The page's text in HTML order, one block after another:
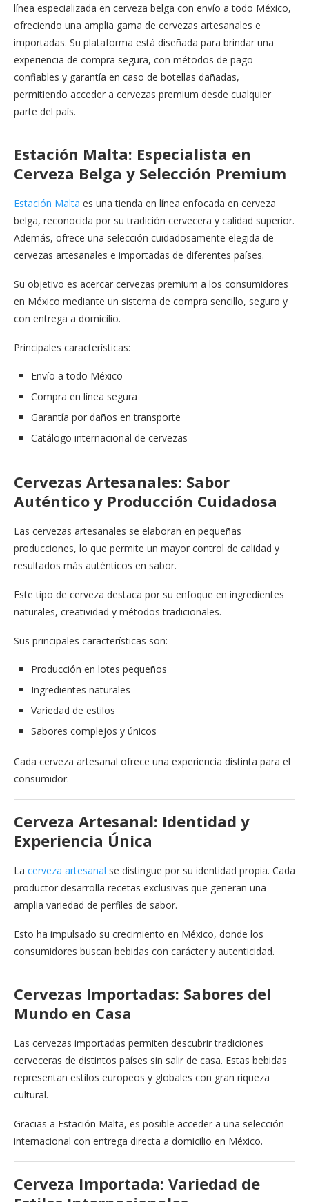
línea especializada en cerveza belga con envío a todo México,
ofreciendo una amplia gama de cervezas artesanales e
importadas. Su plataforma está diseñada para brindar una
experiencia de compra segura, con métodos de pago
confiables y garantía en caso de botellas dañadas,
permitiendo acceder a cervezas premium desde cualquier
parte del país.
Estación Malta: Especialista en
Cerveza Belga y Selección Premium
Estación Malta es una tienda en línea enfocada en cerveza
belga, reconocida por su tradición cervecera y calidad superior.
Además, ofrece una selección cuidadosamente elegida de
cervezas artesanales e importadas de diferentes países.
Su objetivo es acercar cervezas premium a los consumidores
en México mediante un sistema de compra sencillo, seguro y
con entrega a domicilio.
Principales características:
Envío a todo México
Compra en línea segura
Garantía por daños en transporte
Catálogo internacional de cervezas
Cervezas Artesanales: Sabor
Auténtico y Producción Cuidadosa
Las cervezas artesanales se elaboran en pequeñas
producciones, lo que permite un mayor control de calidad y
resultados más auténticos en sabor.
Este tipo de cerveza destaca por su enfoque en ingredientes
naturales, creatividad y métodos tradicionales.
Sus principales características son:
Producción en lotes pequeños
Ingredientes naturales
Variedad de estilos
Sabores complejos y únicos
Cada cerveza artesanal ofrece una experiencia distinta para el
consumidor.
Cerveza Artesanal: Identidad y
Experiencia Única
La cerveza artesanal se distingue por su identidad propia. Cada
productor desarrolla recetas exclusivas que generan una
amplia variedad de perfiles de sabor.
Esto ha impulsado su crecimiento en México, donde los
consumidores buscan bebidas con carácter y autenticidad.
Cervezas Importadas: Sabores del
Mundo en Casa
Las cervezas importadas permiten descubrir tradiciones
cerveceras de distintos países sin salir de casa. Estas bebidas
representan estilos europeos y globales con gran riqueza
cultural.
Gracias a Estación Malta, es posible acceder a una selección
internacional con entrega directa a domicilio en México.
Cerveza Importada: Variedad de